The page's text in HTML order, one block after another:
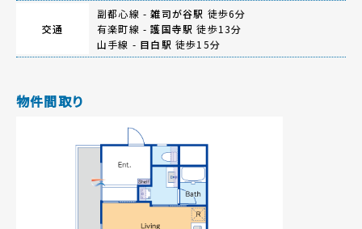
交通
副都心線 -雑司が谷駅 徒歩6分
有楽町線 -護国寺駅 徒歩13分
山手線 - 目白駅 徒歩15分
物件間取り